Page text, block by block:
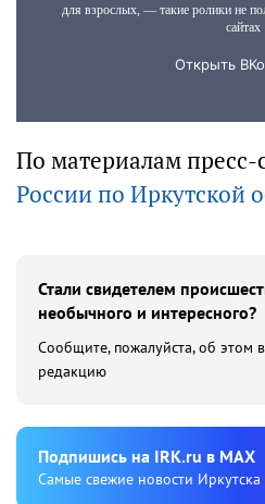
По материалам пресс-
России по Иркутской
Стали свидетелем
необычного и интересного?
Сообщите, пожалуйста, об этом в
редакцию
Подпишиcь на IRK.ru в MAX
Cамые свежие новости Иркутска